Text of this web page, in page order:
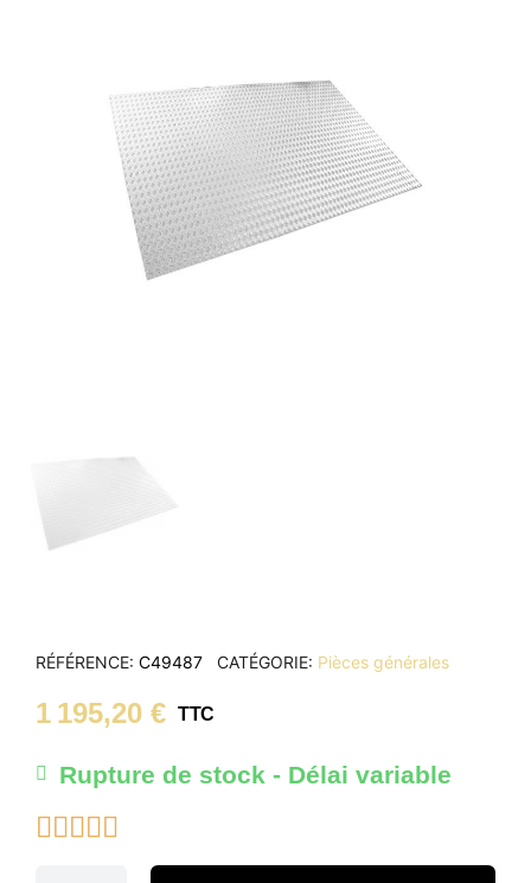
RÉFÉRENCE C49487 CATÉGORIE Pièces générales
1 195,20 € TTC
Rupture de stock - Délai variable
